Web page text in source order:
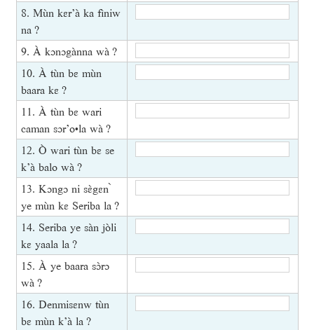
8. Mùn kɛr’à ka fìniw
na ?
9. À kɔnɔgànna wà ?
10. À tùn bɛ mùn
baara kɛ ?
11. À tùn bɛ wari
caman sɔr’o•la wà ?
12. Ò wari tùn bɛ se
k’à balo wà ?
13. Kɔngɔ ni sɛ̀gɛn ̀
ye mùn kɛ Seriba la ?
14. Seriba ye sàn jòli
kɛ yaala la ?
15. À ye baara sɔ̀rɔ
wà ?
16. Denmisɛnw tùn
bɛ mùn k’à la ?